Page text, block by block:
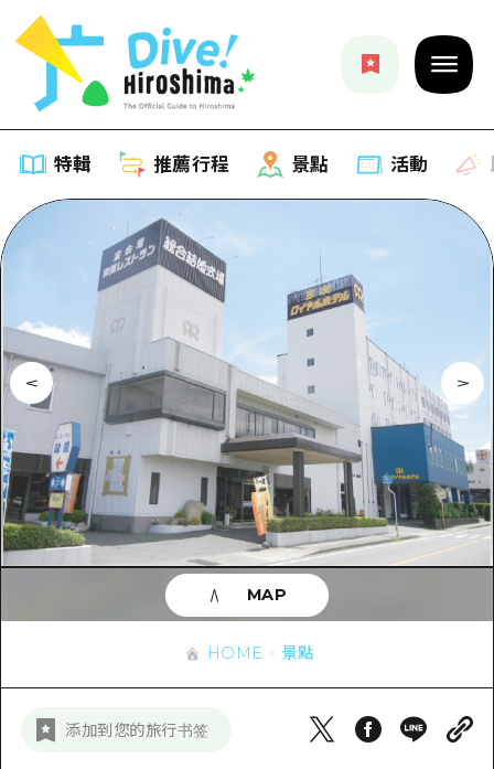
特輯 推薦行程 景點 活動
特輯
推薦
藝術
活動·廟會
美食·酒水
騎自行車
購物
運動
夜晚生活
推薦行程
列表
Dive! Hiroshima 官方向導
廣島隨意旅行
廣島市內
安芸
答對了
宮島周邊
景點
列表
廣島市內
安芸
答對了
美北
東山口
活動
即時訊息
有用的信息
列表
新聞
HOME 景點
添加到您的旅行书签
MAP